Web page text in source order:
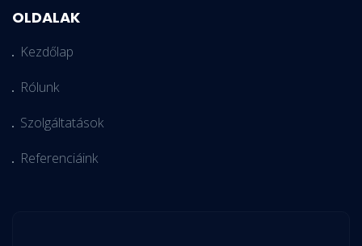
OLDALAK
Kezdőlap
Rólunk
Szolgáltatások
Referenciáink